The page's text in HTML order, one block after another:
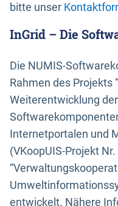
bitte unser
InGrid – Die
Die NUMIS-
Rahmen des Projekts
Weiterentwicklung
Internetportalen und
(VKoopUIS-Projekt
entwickelt. Nähere